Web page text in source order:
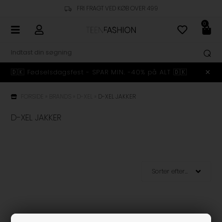
FRI FRAGT VED KØB OVER 499
0
🇩🇰 Fødselsdagsfest - SPAR MIN. -40% på ALT 🇩🇰
D-XEL JAKKER
D-XEL JAKKER